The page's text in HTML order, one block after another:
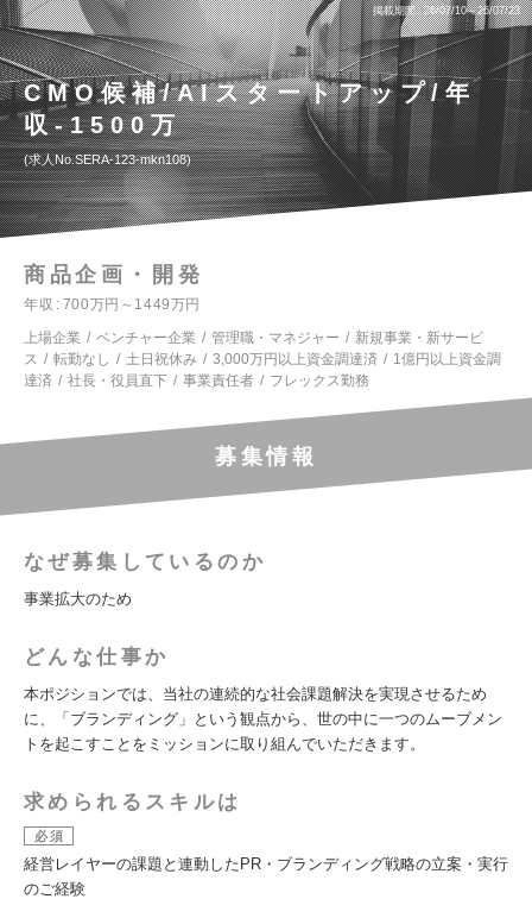
掲載期間 26/07/10～26/07/23
CMO候補/AIスタートアップ/年
収-1500万
求人No.SERA-123-mkn108
商品企画・開発
年収
700万円～1449万円
上場企業
ベンチャー企業 管理職・マネジャー
新規事業・新サービ
ス
転勤なし 土日祝休み 3,000万円以上資金調達済
1億円以上資金調
達済
社長・役員直下 事業責任者 フレックス勤務
募集情報
なぜ募集しているのか
事業拡大のため
どんな仕事か
本ポジションでは、当社の連続的な社会課題解決を実現させるため
に、「ブランディング」という観点から、世の中に一つのムーブメン
トを起こすことをミッションに取り組んでいただきます。
求められるスキルは
必須
経営レイヤーの課題と連動したPR・ブランディング戦略の立案・実行
のご経験